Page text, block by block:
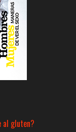
al gluten?